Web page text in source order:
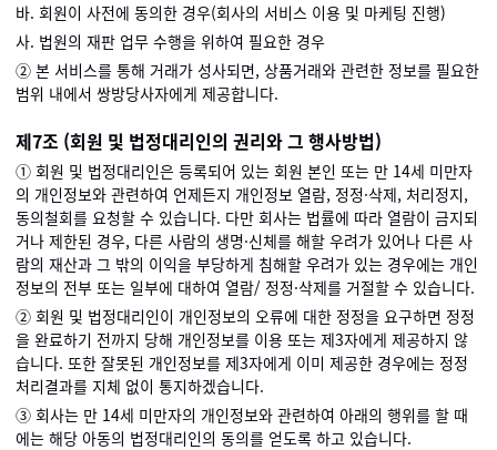
바. 회원이 사전에 동의한 경우(회사의 서비스 이용 및 마케팅 진행)
사. 법원의 재판 업무 수행을 위하여 필요한 경우
② 본 서비스를 통해 거래가 성사되면, 상품거래와 관련한 정보를 필요한
범위 내에서 쌍방당사자에게 제공합니다.
제7조 (회원 및 법정대리인의 권리와 그 행사방법)
① 회원 및 법정대리인은 등록되어 있는 회원 본인 또는 만 14세 미만자
의 개인정보와 관련하여 언제든지 개인정보 열람, 정정·삭제, 처리정지,
동의철회를 요청할 수 있습니다. 다만 회사는 법률에 따라 열람이 금지되
거나 제한된 경우, 다른 사람의 생명·신체를 해할 우려가 있어나 다른 사
람의 재산과 그 밖의 이익을 부당하게 침해할 우려가 있는 경우에는 개인
정보의 전부 또는 일부에 대하여 열람/ 정정·삭제를 거절할 수 있습니다.
② 회원 및 법정대리인이 개인정보의 오류에 대한 정정을 요구하면 정정
을 완료하기 전까지 당해 개인정보를 이용 또는 제3자에게 제공하지 않
습니다. 또한 잘못된 개인정보를 제3자에게 이미 제공한 경우에는 정정
처리결과를 지체 없이 통지하겠습니다.
③ 회사는 만 14세 미만자의 개인정보와 관련하여 아래의 행위를 할 때
에는 해당 아동의 법정대리인의 동의를 얻도록 하고 있습니다.